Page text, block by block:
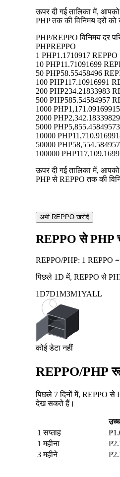
ऊपर दी गई तालिका में,
PHP तक की विनिमय दरों
PHP/REPPO विनिमय दर
PHPREPPO
1 PHP1.1710917 REPPO
10 PHP11.71091699
50 PHP58.55458496
100 PHP117.10916991
200 PHP234.21833983
500 PHP585.54584957
1000 PHP
2000 PHP
5000 PHP
10000 PHP
50000 PHP
100000 PHP
ऊपर दी गई तालिका में,
PHP से REPPO तक की
अभी REPPO खरीदें
REPPO से PHP
REPPO/PHP: 1 REPPO
पिछले 1D में, REPPO से
1D7D1M3M1YALL
कोई डेटा नहीं
REPPO/PHP
पिछले 7 दिनों में, REPPO से
देख सकते हैं।
1 सप्ताह
1 महीना
3 महीने